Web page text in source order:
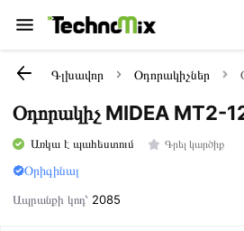
Գլխավոր Օդորակիչներ
Օդորակիչ MIDEA MT2-
Առկա է պահեստում Գրել կարծիք
Օրիգինալ
Ապրանքի կոդ՝ 2085